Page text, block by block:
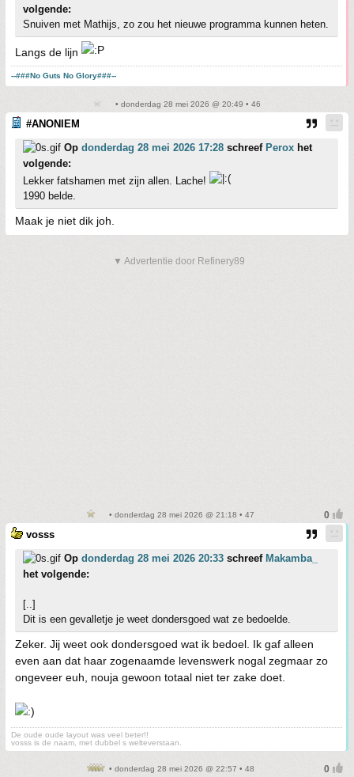
volgende:
Snuiven met Mathijs, zo zou het nieuwe programma kunnen heten.
Langs de lijn
--###No Guts No Glory###--
• donderdag 28 mei 2026 @ 20:49 • 46
#ANONIEM
Op donderdag 28 mei 2026 17:28 schreef Perox het
volgende:
Lekker fatshamen met zijn allen. Lache!
1990 belde.
Maak je niet dik joh.
▼ Advertentie door Refinery89
• donderdag 28 mei 2026 @ 21:18 • 47
vosss
Op donderdag 28 mei 2026 20:33 schreef Makamba_
het volgende:
[..]
Dit is een gevalletje je weet dondersgoed wat ze bedoelde.
Zeker. Jij weet ook dondersgoed wat ik bedoel. Ik gaf alleen
even aan dat haar zogenaamde levenswerk nogal zegmaar zo
ongeveer euh, nouja gewoon totaal niet ter zake doet.
De oude oude layout was veel beter!!
vosss is de naam, met dubbel s welteverstaan.
• donderdag 28 mei 2026 @ 22:57 • 48